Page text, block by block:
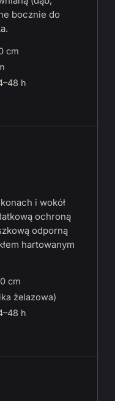
bocznie do
cm
h
i wokół
ochroną
odporną
hartowanym
cm
żelazowa)
h